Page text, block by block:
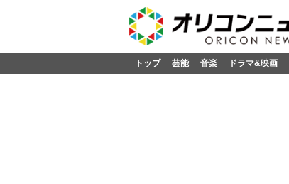
トップ 芸能 音楽 ドラマ&映画